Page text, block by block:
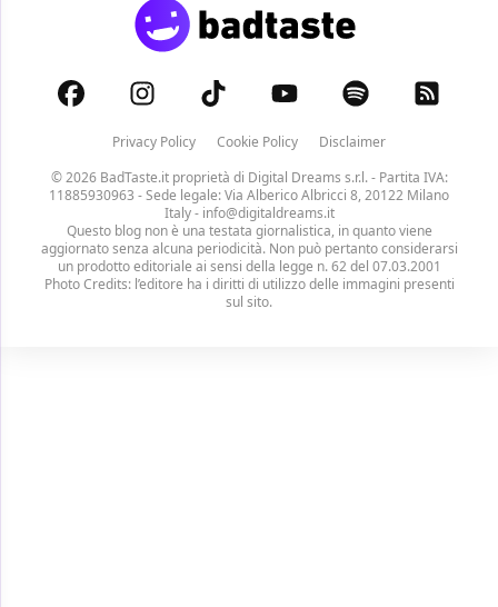
Privacy Policy Cookie Policy
Disclaimer
© 2026 BadTaste.it proprietà di Digital Dreams s.r.l.- Partita IVA:
11885930963 - Sede legale: Via Alberico Albricci 8, 20122 Milano
Italy - info@digitaldreams.it
Questo blog non è una testata giornalistica, in quanto viene
aggiornato senza alcuna periodicità. Non può pertanto considerarsi
un prodotto editoriale ai sensi della legge n. 62 del 07.03.2001
Photo Credits: l’editore ha i diritti di utilizzo delle immagini presenti
sul sito.